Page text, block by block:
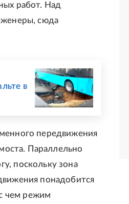
работ. Над
сюда
в
передвижения
Параллельно
поскольку зона
понадобится
чем режим